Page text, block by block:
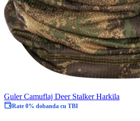
Guler Camuflaj Deer Stalker Harkila
Rate 0% dobanda cu TBI